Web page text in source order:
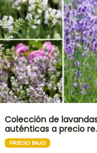
Colección de
auténticas a precio
PRECIO BAJO